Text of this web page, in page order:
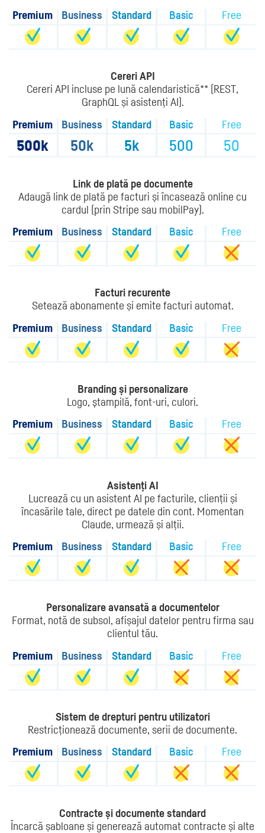
Premium
Business Standard Basic Free
Cereri API
Cereri API incluse pe lună calendaristică** (REST,
GraphQL și asistenți AI).
Premium
Business Standard Basic Free
500k 50k 5k 500 50
Link de plată pe documente
Adaugă link de plată pe facturi și încasează online cu
cardul (prin Stripe sau mobilPay).
Premium
Business Standard Basic Free
Facturi recurente
Setează abonamente și emite facturi automat.
Premium
Business Standard Basic Free
Branding și personalizare
Logo, ştampilă, font-uri, culori.
Premium
Business Standard Basic Free
Asistenți AI
Lucrează cu un asistent AI pe facturile, clienții și
încasările tale, direct pe datele din cont. Momentan
Claude, urmează și alții.
Premium
Business Standard Basic Free
Personalizare avansată a documentelor
Format, notă de subsol, afișajul datelor pentru firma sau
clientul tău.
Premium
Business Standard Basic Free
Sistem de drepturi pentru utilizatori
Restricționează documente, serii de documente.
Premium
Business Standard Basic Free
Contracte și documente standard
Încarcă șabloane și generează automat contracte și alte